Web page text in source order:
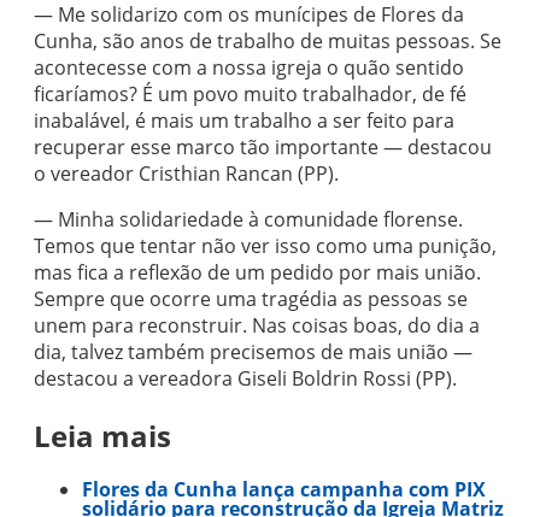
— Me solidarizo com os munícipes de Flores da
Cunha, são anos de trabalho de muitas pessoas. Se
acontecesse com a nossa igreja o quão sentido
ficaríamos? É um povo muito trabalhador, de fé
inabalável, é mais um trabalho a ser feito para
recuperar esse marco tão importante — destacou
o vereador Cristhian Rancan (PP).
— Minha solidariedade à comunidade florense.
Temos que tentar não ver isso como uma punição,
mas fica a reflexão de um pedido por mais união.
Sempre que ocorre uma tragédia as pessoas se
unem para reconstruir. Nas coisas boas, do dia a
dia, talvez também precisemos de mais união —
destacou a vereadora Giseli Boldrin Rossi (PP).
Leia mais
Flores da Cunha lança campanha com PIX
solidário para reconstrução da Igreja Matriz